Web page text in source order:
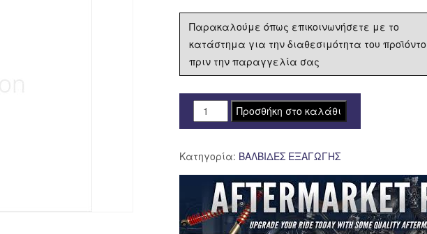
Παρακαλούμε όπως επικοινωνήσετε με το
κατάστημα για την διαθεσιμότητα του
πριν την παραγγελία σας
ΒΑΛΒΙΔΑ
ΕΞΑΓ.
80
ποσότητα
Προσθήκη στο καλάθι
Κατηγορία: ΒΑΛΒΙΔΕΣ ΕΞΑΓΩΓΗΣ